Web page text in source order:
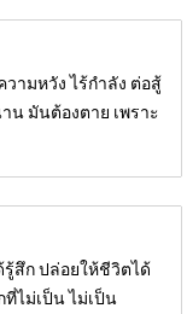
ามหวัง ไร้กำลัง ต่อสู้
น มันต้องตาย เพราะ
สึก ปล่อยให้ชีวิตได้
ที่ไม่เป็น ไม่เป็น